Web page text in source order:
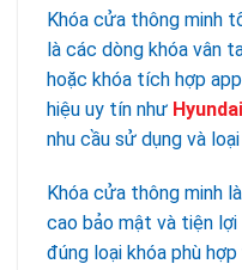
Khóa cửa thông minh
là các dòng khóa vân
hoặc khóa tích hợp
hiệu uy tín như Hyundai
nhu cầu sử dụng và
Khóa cửa thông minh
cao bảo mật và tiện
đúng loại khóa phù